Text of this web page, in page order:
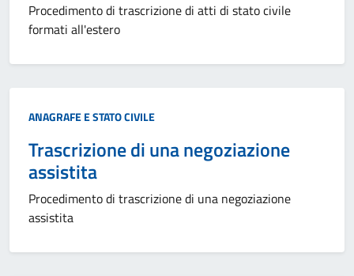
Procedimento di trascrizione di atti di stato civile
formati all'estero
Categoria:
ANAGRAFE E STATO CIVILE
Trascrizione di una negoziazione
assistita
Procedimento di trascrizione di una negoziazione
assistita